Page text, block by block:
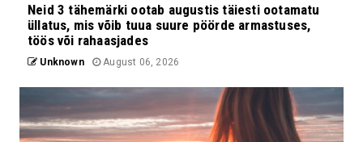
Neid 3 tähemärki ootab augustis täiesti ootamatu
üllatus, mis võib tuua suure pöörde armastuses,
töös või rahaasjades
Unknown August 06, 2026